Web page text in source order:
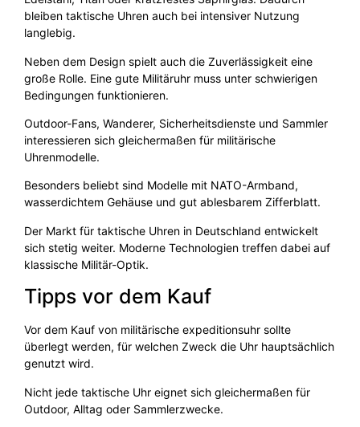
bleiben taktische Uhren auch bei intensiver Nutzung
langlebig.
Neben dem Design spielt auch die Zuverlässigkeit eine
große Rolle. Eine gute Militäruhr muss unter schwierigen
Bedingungen funktionieren.
Outdoor-Fans, Wanderer, Sicherheitsdienste und Sammler
interessieren sich gleichermaßen für militärische
Uhrenmodelle.
Besonders beliebt sind Modelle mit NATO-Armband,
wasserdichtem Gehäuse und gut ablesbarem Zifferblatt.
Der Markt für taktische Uhren in Deutschland entwickelt
sich stetig weiter. Moderne Technologien treffen dabei auf
klassische Militär-Optik.
Tipps vor dem Kauf
Vor dem Kauf von militärische expeditionsuhr sollte
überlegt werden, für welchen Zweck die Uhr hauptsächlich
genutzt wird.
Nicht jede taktische Uhr eignet sich gleichermaßen für
Outdoor, Alltag oder Sammlerzwecke.